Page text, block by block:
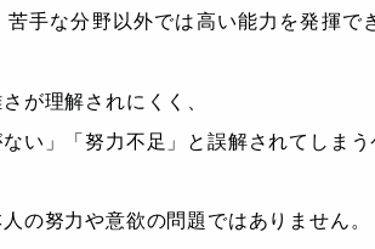
手な分野以外では高い能力を発揮で
が理解されにくく、
ない」「努力不足」と誤解されてしまう
の努力や意欲の問題ではありません。